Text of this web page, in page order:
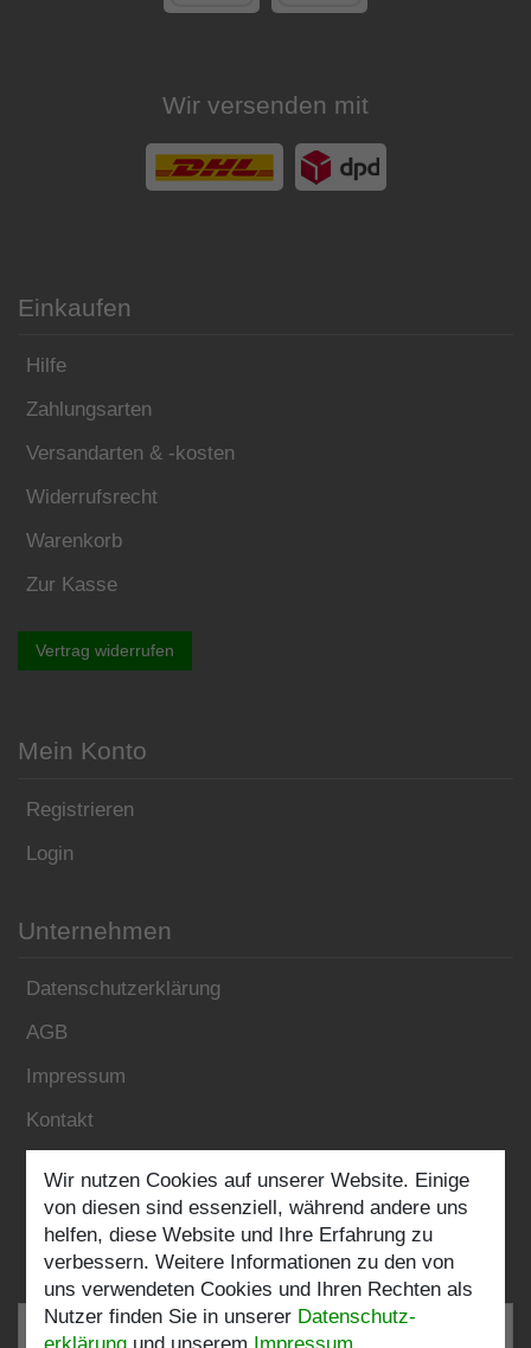
Wir versenden mit
Einkaufen
Hilfe
Zahlungsarten
Versandarten & -kosten
Widerrufsrecht
Warenkorb
Zur Kasse
Vertrag widerrufen
Mein Konto
Registrieren
Login
Unternehmen
Datenschutzerklärung
AGB
Impressum
Kontakt
Folgen Sie uns:
Wir nutzen Cookies auf unserer Website. Einige
von diesen sind essenziell, während andere uns
helfen, diese Website und Ihre Erfahrung zu
verbessern. Weitere Informationen zu den von
uns verwendeten Cookies und Ihren Rechten als
Nutzer finden Sie in unserer Daten­schutz­